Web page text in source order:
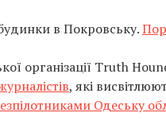
в Покровську.
організації Truth
, які
Одеську